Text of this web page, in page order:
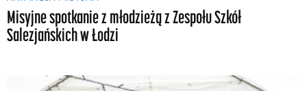
Misyjne spotkanie z młodzieżą z Zespołu Szkół
Salezjańskich w Łodzi